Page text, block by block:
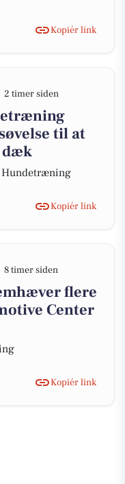
Kopiér link
2 timer siden
til at
dæk
Hundetræning
Kopiér link
8 timer siden
flere
Center
Kopiér link